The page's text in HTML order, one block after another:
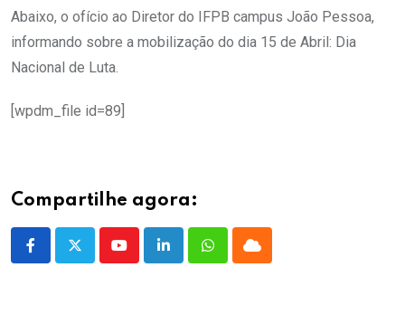
Abaixo, o ofício ao Diretor do IFPB campus João Pessoa,
informando sobre a mobilização do dia 15 de Abril: Dia
Nacional de Luta.
[wpdm_file id=89]
Compartilhe agora:
YoutubeLinkedInWhatsappCloud